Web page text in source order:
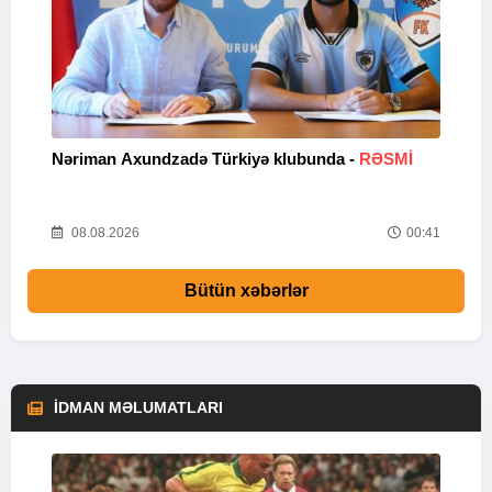
Nəriman Axundzadə Türkiyə klubunda - RƏSMİ
08.08.2026 00:41
Bütün xəbərlər
İDMAN MƏLUMATLARI